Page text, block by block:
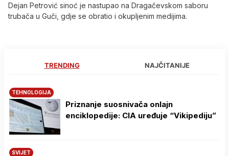
Dejan Petrović sinoć je nastupao na Dragačevskom saboru
trubača u Guči, gdje se obratio i okupljenim medijima.
TRENDING NAJČITANIJE
TEHNOLOGIJA
Priznanje suosnivača onlajn
enciklopedije: CIA uređuje “Vikipediju”
SVIJET